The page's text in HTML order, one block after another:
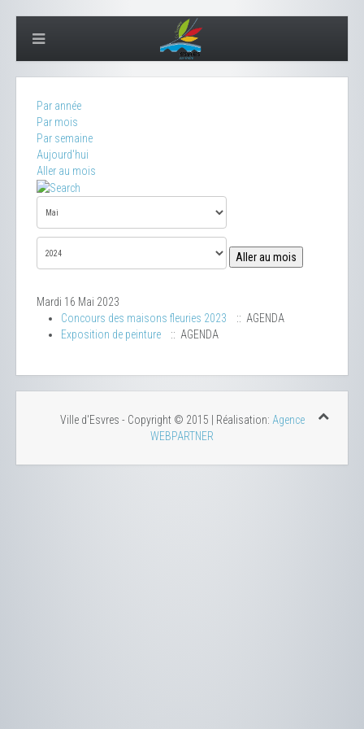
Par année
Par mois
Par semaine
Aujourd'hui
Aller au mois
Aller au mois
Mardi 16 Mai 2023
Concours des maisons fleuries 2023
:: AGENDA
Exposition de peinture
:: AGENDA
Ville d'Esvres - Copyright © 2015 | Réalisation: Agence
WEBPARTNER